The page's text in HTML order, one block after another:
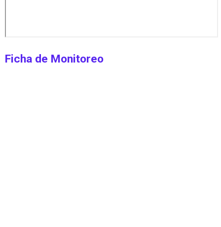
Ficha de Monitoreo